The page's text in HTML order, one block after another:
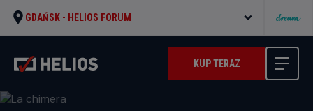
GDAŃSK - HELIOS FORUM
KUP TERAZ